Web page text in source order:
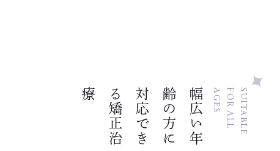
S
U
I
T
A
B
L
E
F
O
R
A
L
L
A
G
E
S
幅
広
い
年
齢
の
方
に
対
応
で
き
る
矯
正
治
療